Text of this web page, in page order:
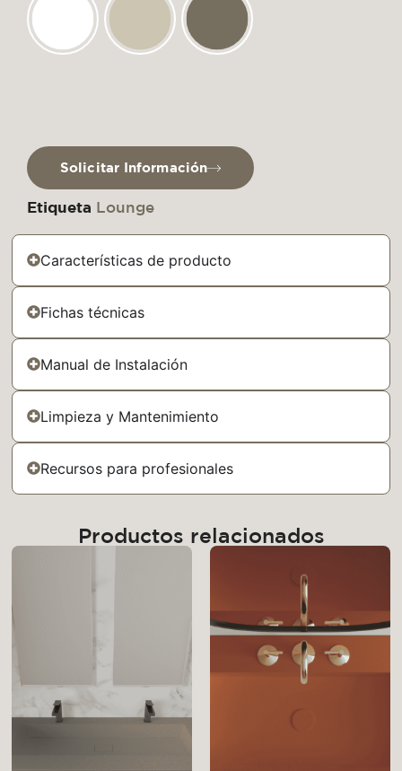
Solicitar Información
Etiqueta Lounge
Características de producto
Fichas técnicas
Manual de Instalación
Limpieza y Mantenimiento
Recursos para profesionales
Productos relacionados